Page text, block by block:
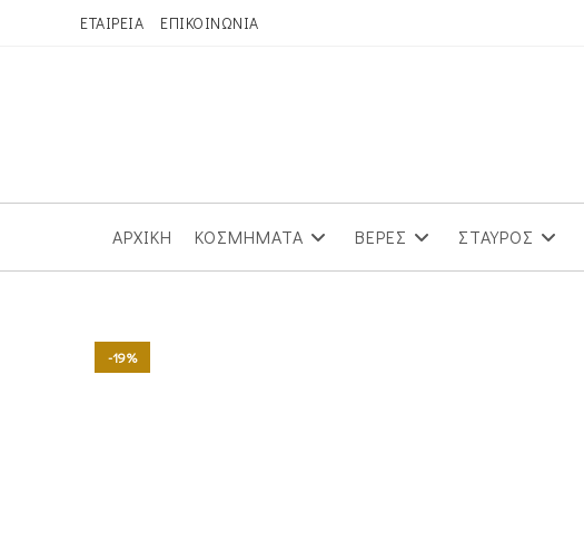
ΕΤΑΙΡΕΙΑ ΕΠΙΚΟΙΝΩΝΙΑ
ΑΡΧΙΚΗ ΚΟΣΜΗΜΑΤΑ ΒΕΡΕΣ ΣΤΑΥΡΟΣ
-19%